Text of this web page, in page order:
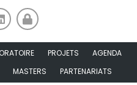
PROJETS
AGENDA
MASTERS PARTENARIATS